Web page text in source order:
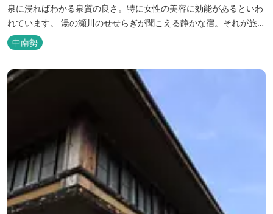
泉に浸ればわかる泉質の良さ。特に女性の美容に効能があるといわ
れています。 湯の瀬川のせせらぎが聞こえる静かな宿。それが旅
館 清少納言です。柔らかく滑らかな安らぎの湯や旬の味、心のこ
もったおもてなしを心掛けております。 日頃の喧騒から離れ、平安
の才女清少納言もお墨付きの名湯を是非実感してください。
中南勢